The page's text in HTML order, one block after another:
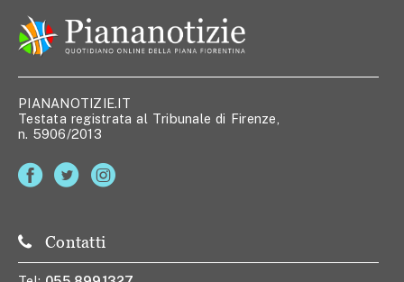
PIANANOTIZIE.IT
Testata registrata al Tribunale di Firenze,
n. 5906/2013
Contatti